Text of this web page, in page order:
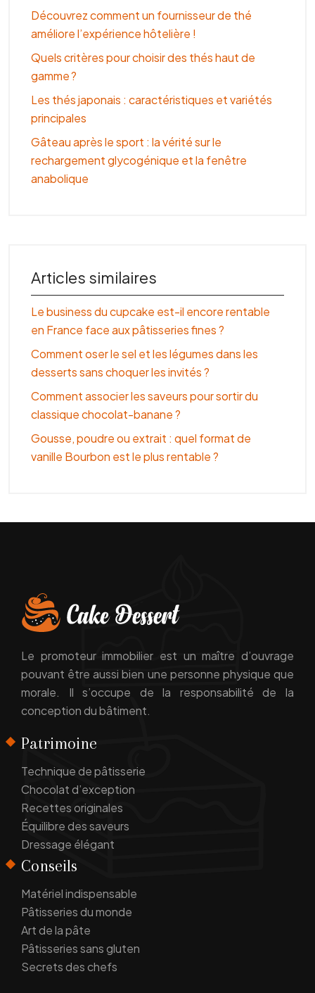
Découvrez comment un fournisseur de thé
améliore l’expérience hôtelière !
Quels critères pour choisir des thés haut de
gamme ?
Les thés japonais : caractéristiques et variétés
principales
Gâteau après le sport : la vérité sur le
rechargement glycogénique et la fenêtre
anabolique
Articles similaires
Le business du cupcake est-il encore rentable
en France face aux pâtisseries fines ?
Comment oser le sel et les légumes dans les
desserts sans choquer les invités ?
Comment associer les saveurs pour sortir du
classique chocolat-banane ?
Gousse, poudre ou extrait : quel format de
vanille Bourbon est le plus rentable ?
Le promoteur immobilier est un maître d’ouvrage
pouvant être aussi bien une personne physique que
morale. Il s’occupe de la responsabilité de la
conception du bâtiment.
Patrimoine
Technique de pâtisserie
Chocolat d’exception
Recettes originales
Équilibre des saveurs
Dressage élégant
Conseils
Matériel indispensable
Pâtisseries du monde
Art de la pâte
Pâtisseries sans gluten
Secrets des chefs